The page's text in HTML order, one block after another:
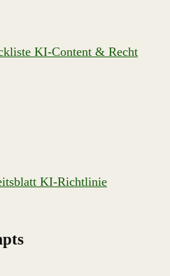
KI-Content & Recht
KI-Richtlinie